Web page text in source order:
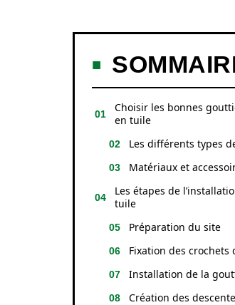
Choisir les bonnes
en tuile
Les différents types
Matériaux et
Les étapes de
tuile
Préparation du site
Fixation des crochets
Installation de la
Création des